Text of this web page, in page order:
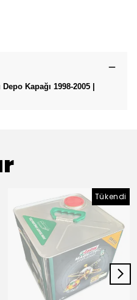
Kapağı 1998-2005 |
Tükendi